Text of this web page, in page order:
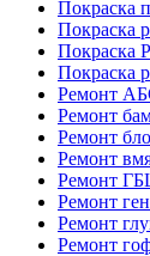
Покраска
Покраска
Покраска
Покраска
Ремонт
Ремонт
Ремонт
Ремонт
Ремонт
Ремонт
Ремонт
Ремонт